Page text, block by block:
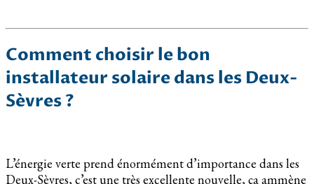
Comment choisir le bon
installateur solaire dans les Deux-
Sèvres ?
L’énergie verte prend énormément d’importance dans les
Deux-Sèvres, c’est une très excellente nouvelle, ça ammène